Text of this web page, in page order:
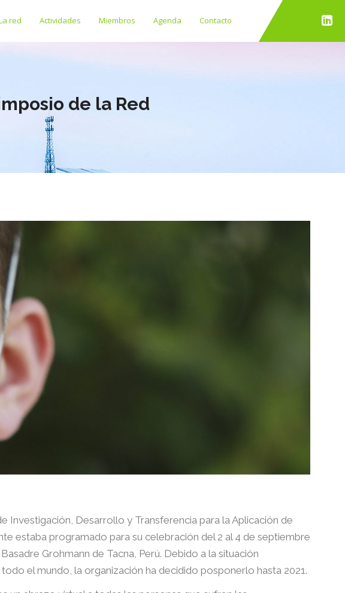
red Actividades Miembros Agenda Contacto
de la Red
Investigación, Desarrollo y Transferencia para la Aplicación de
estaba programado para su celebración del 2 al 4 de septiembre
Grohmann de Tacna, Perú. Debido a la situación
el mundo, la organización ha decidido posponerlo hasta 2021.